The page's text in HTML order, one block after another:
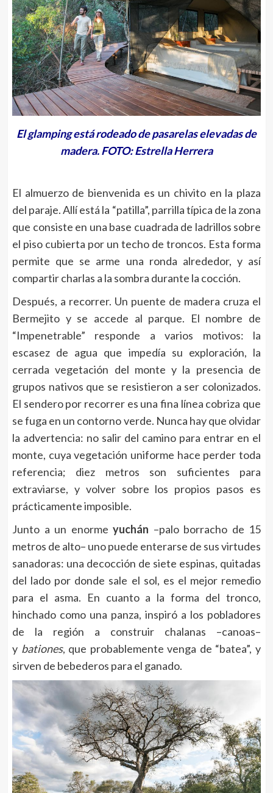
El glamping está rodeado de pasarelas elevadas de
madera. FOTO: Estrella Herrera
El almuerzo de bienvenida es un chivito en la plaza
del paraje. Allí está la “patilla”, parrilla típica de la zona
que consiste en una base cuadrada de ladrillos sobre
el piso cubierta por un techo de troncos. Esta forma
permite que se arme una ronda alrededor, y así
compartir charlas a la sombra durante la cocción.
Después, a recorrer. Un puente de madera cruza el
Bermejito y se accede al parque. El nombre de
“Impenetrable” responde a varios motivos: la
escasez de agua que impedía su exploración, la
cerrada vegetación del monte y la presencia de
grupos nativos que se resistieron a ser colonizados.
El sendero por recorrer es una fina línea cobriza que
se fuga en un contorno verde. Nunca hay que olvidar
la advertencia: no salir del camino para entrar en el
monte, cuya vegetación uniforme hace perder toda
referencia; diez metros son suficientes para
extraviarse, y volver sobre los propios pasos es
prácticamente imposible.
Junto a un enorme yuchán –palo borracho de 15
metros de alto– uno puede enterarse de sus virtudes
sanadoras: una decocción de siete espinas, quitadas
del lado por donde sale el sol, es el mejor remedio
para el asma. En cuanto a la forma del tronco,
hinchado como una panza, inspiró a los pobladores
de la región a construir chalanas –canoas–
y bationes, que probablemente venga de “batea”, y
sirven de bebederos para el ganado.